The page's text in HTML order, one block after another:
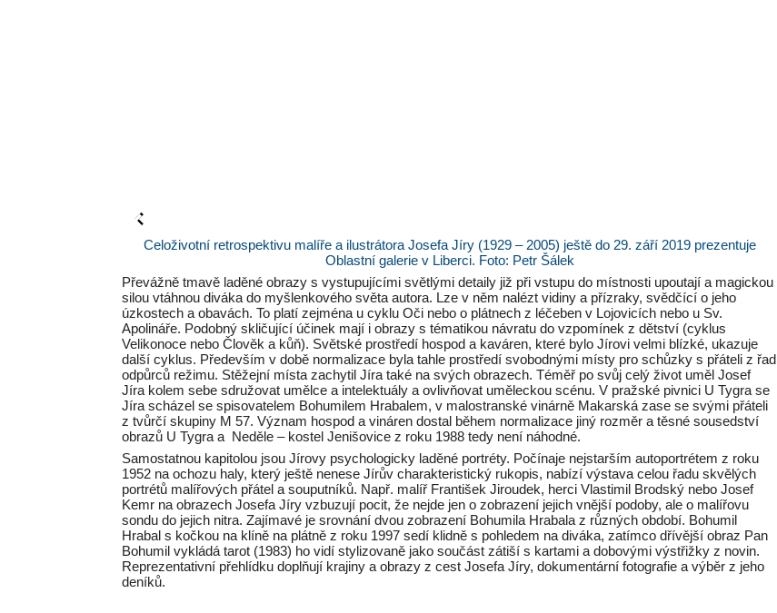
Celoživotní retrospektivu malíře a ilustrátora Josefa Jíry (1929 – 2005) ještě do 29. září 2019 prezentuje
Oblastní galerie v Liberci. Foto: Petr Šálek
Převážně tmavě laděné obrazy s vystupujícími světlými detaily již při vstupu do místnosti upoutají a magickou
silou vtáhnou diváka do myšlenkového světa autora. Lze v něm nalézt vidiny a přízraky, svědčící o jeho
úzkostech a obavách. To platí zejména u cyklu Oči nebo o plátnech z léčeben v Lojovicích nebo u Sv.
Apolináře. Podobný skličující účinek mají i obrazy s tématikou návratu do vzpomínek z dětství (cyklus
Velikonoce nebo Člověk a kůň). Světské prostředí hospod a kaváren, které bylo Jírovi velmi blízké, ukazuje
další cyklus. Především v době normalizace byla tahle prostředí svobodnými místy pro schůzky s přáteli z řad
odpůrců režimu. Stěžejní místa zachytil Jíra také na svých obrazech. Téměř po svůj celý život uměl Josef
Jíra kolem sebe sdružovat umělce a intelektuály a ovlivňovat uměleckou scénu. V pražské pivnici U Tygra se
Jíra scházel se spisovatelem Bohumilem Hrabalem, v malostranské vinárně Makarská zase se svými přáteli
z tvůrčí skupiny M 57. Význam hospod a vináren dostal během normalizace jiný rozměr a těsné sousedství
obrazů U Tygra a Neděle – kostel Jenišovice z roku 1988 tedy není náhodné.
Samostatnou kapitolou jsou Jírovy psychologicky laděné portréty. Počínaje nejstarším autoportrétem z roku
1952 na ochozu haly, který ještě nenese Jírův charakteristický rukopis, nabízí výstava celou řadu skvělých
portrétů malířových přátel a souputníků. Např. malíř František Jiroudek, herci Vlastimil Brodský nebo Josef
Kemr na obrazech Josefa Jíry vzbuzují pocit, že nejde jen o zobrazení jejich vnější podoby, ale o malířovu
sondu do jejich nitra. Zajímavé je srovnání dvou zobrazení Bohumila Hrabala z různých období. Bohumil
Hrabal s kočkou na klíně na plátně z roku 1997 sedí klidně s pohledem na diváka, zatímco dřívější obraz Pan
Bohumil vykládá tarot (1983) ho vidí stylizovaně jako součást zátiší s kartami a dobovými výstřižky z novin.
Reprezentativní přehlídku doplňují krajiny a obrazy z cest Josefa Jíry, dokumentární fotografie a výběr z jeho
deníků.